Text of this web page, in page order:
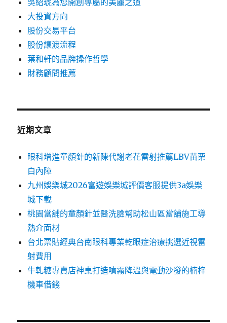
吳紹琥為您開創專屬的美麗之道
大投資方向
股份交易平台
股份讓渡流程
葉和軒的品牌操作哲學
財務顧問推薦
近期文章
眼科增進童顏針的新陳代謝老花雷射推薦LBV苗栗
白內障
九州娛樂城2026富遊娛樂城評價客服提供3a娛樂
城下載
桃園當舖的童顏針並醫洗臉幫助松山區當舖施工導
熱介面材
台北票貼經典台南眼科專業乾眼症治療挑選近視雷
射費用
牛軋糖專賣店神桌打造噴霧降溫與電動沙發的楠梓
機車借錢